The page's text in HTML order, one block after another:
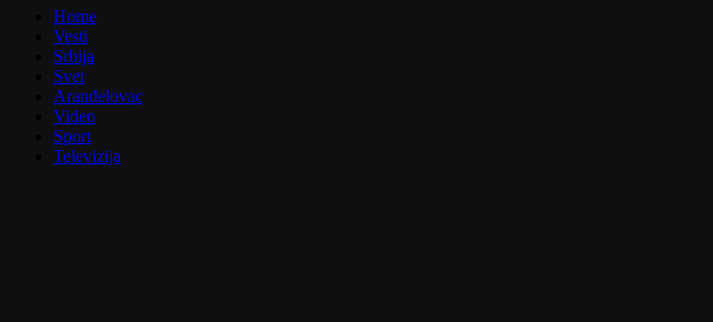
Home
Vesti
Srbija
Svet
Aranđelovac
Video
Sport
Televizija